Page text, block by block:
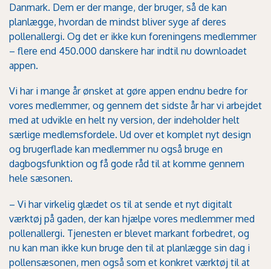
Danmark. Dem er der mange, der bruger, så de kan
planlægge, hvordan de mindst bliver syge af deres
pollenallergi. Og det er ikke kun foreningens medlemmer
– flere end 450.000 danskere har indtil nu downloadet
appen.
Vi har i mange år ønsket at gøre appen endnu bedre for
vores medlemmer, og gennem det sidste år har vi arbejdet
med at udvikle en helt ny version, der indeholder helt
særlige medlemsfordele. Ud over et komplet nyt design
og brugerflade kan medlemmer nu også bruge en
dagbogsfunktion og få gode råd til at komme gennem
hele sæsonen.
– Vi har virkelig glædet os til at sende et nyt digitalt
værktøj på gaden, der kan hjælpe vores medlemmer med
pollenallergi. Tjenesten er blevet markant forbedret, og
nu kan man ikke kun bruge den til at planlægge sin dag i
pollensæsonen, men også som et konkret værktøj til at